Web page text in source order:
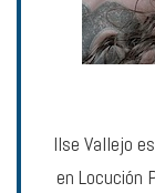
Ilse Vallejo
en Locución